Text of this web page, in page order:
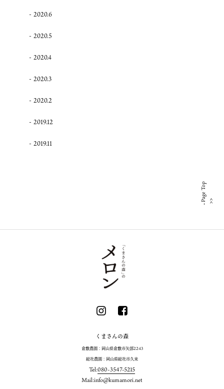
2020.6
2020.5
2020.4
2020.3
2020.2
2019.12
2019.11
くまさんの森
倉敷農園：岡山県倉敷市矢部2243
総社農園：岡山県総社市久米
Tel:080-3547-5215
Mail:info@kumamori.net
Page Top